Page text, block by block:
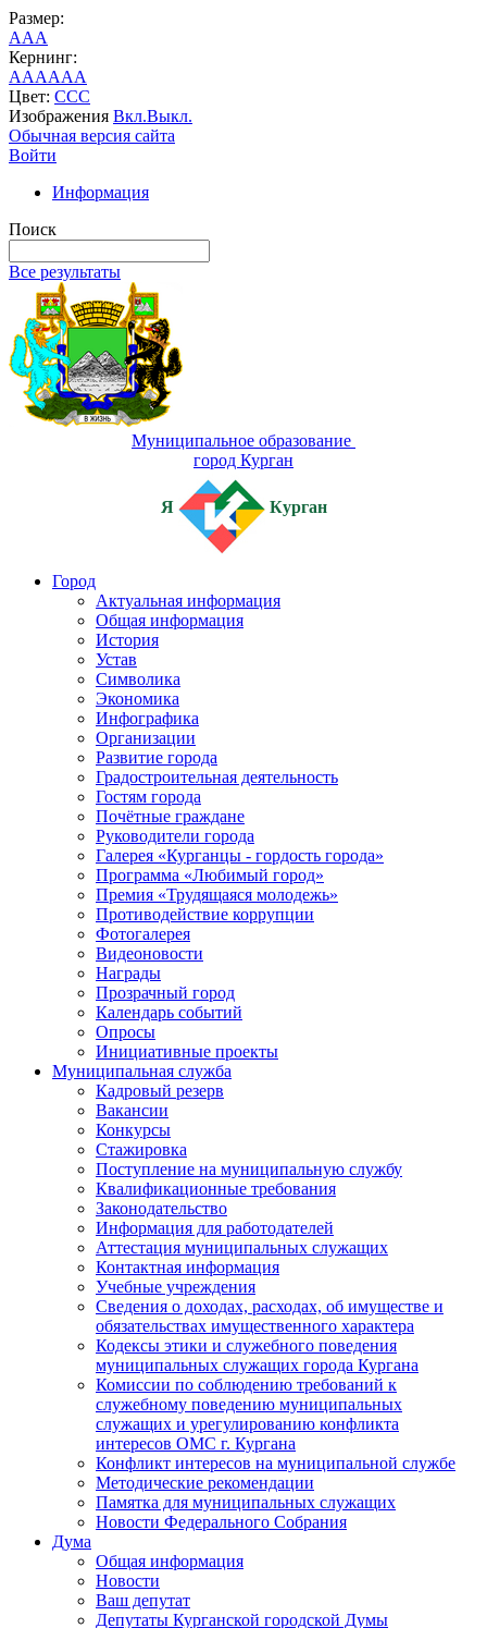
Размер:
AAA
Кернинг:
AAAAAA
Цвет: CCC
Изображения Вкл.Выкл.
Обычная версия сайта
Войти
Информация
Поиск
Все результаты
Муниципальное образование
город Курган
Я Курган
Город
Актуальная информация
Общая информация
История
Устав
Символика
Экономика
Инфографика
Организации
Развитие города
Градостроительная деятельность
Гостям города
Почётные граждане
Руководители города
Галерея «Курганцы - гордость города»
Программа «Любимый город»
Премия «Трудящаяся молодежь»
Противодействие коррупции
Фотогалерея
Видеоновости
Награды
Прозрачный город
Календарь событий
Опросы
Инициативные проекты
Муниципальная служба
Кадровый резерв
Вакансии
Конкурсы
Стажировка
Поступление на муниципальную службу
Квалификационные требования
Законодательство
Информация для работодателей
Аттестация муниципальных служащих
Контактная информация
Учебные учреждения
Сведения о доходах, расходах, об имуществе и
обязательствах имущественного характера
Кодексы этики и служебного поведения
муниципальных служащих города Кургана
Комиссии по соблюдению требований к
служебному поведению муниципальных
служащих и урегулированию конфликта
интересов ОМС г. Кургана
Конфликт интересов на муниципальной службе
Методические рекомендации
Памятка для муниципальных служащих
Новости Федерального Cобрания
Дума
Общая информация
Новости
Ваш депутат
Депутаты Курганской городской Думы